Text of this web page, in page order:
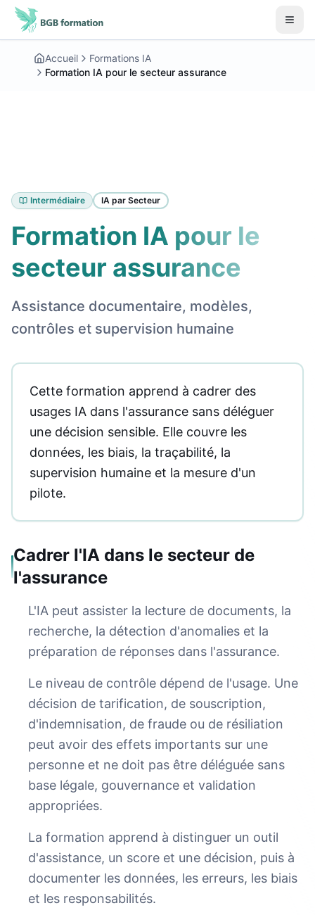
Aller au contenu principal
Accueil
Formations IA
Formation IA pour le secteur assurance
Intermédiaire IA par Secteur
Formation IA pour le
secteur assurance
Assistance documentaire, modèles,
contrôles et supervision humaine
Cette formation apprend à cadrer des
usages IA dans l'assurance sans déléguer
une décision sensible. Elle couvre les
données, les biais, la traçabilité, la
supervision humaine et la mesure d'un
pilote.
Cadrer l'IA dans le secteur de
l'assurance
L'IA peut assister la lecture de documents, la
recherche, la détection d'anomalies et la
préparation de réponses dans l'assurance.
Le niveau de contrôle dépend de l'usage. Une
décision de tarification, de souscription,
d'indemnisation, de fraude ou de résiliation
peut avoir des effets importants sur une
personne et ne doit pas être déléguée sans
base légale, gouvernance et validation
appropriées.
La formation apprend à distinguer un outil
d'assistance, un score et une décision, puis à
documenter les données, les erreurs, les biais
et les responsabilités.